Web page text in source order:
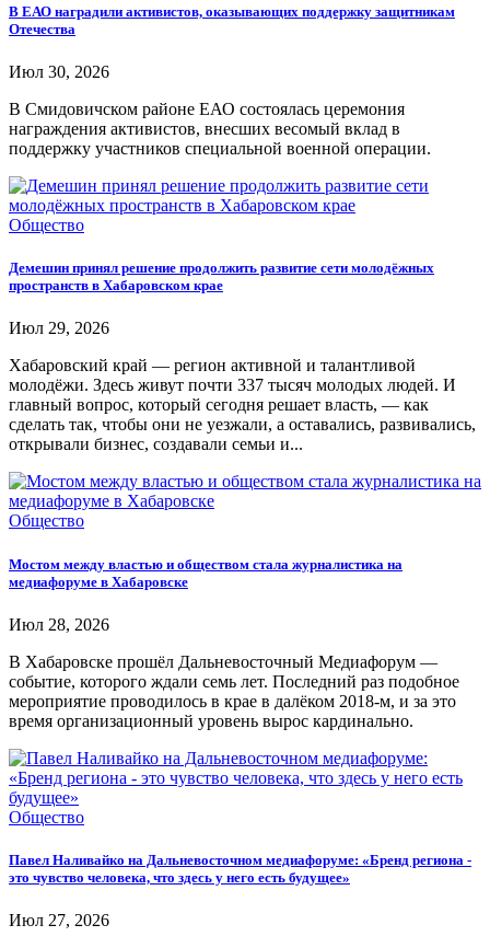
В ЕАО наградили активистов, оказывающих поддержку защитникам
Отечества
Июл 30, 2026
В Смидовичском районе ЕАО состоялась церемония
награждения активистов, внесших весомый вклад в
поддержку участников специальной военной операции.
Общество
Демешин принял решение продолжить развитие сети молодёжных
пространств в Хабаровском крае
Июл 29, 2026
Хабаровский край — регион активной и талантливой
молодёжи. Здесь живут почти 337 тысяч молодых людей. И
главный вопрос, который сегодня решает власть, — как
сделать так, чтобы они не уезжали, а оставались, развивались,
открывали бизнес, создавали семьи и...
Общество
Мостом между властью и обществом стала журналистика на
медиафоруме в Хабаровске
Июл 28, 2026
В Хабаровске прошёл Дальневосточный Медиафорум —
событие, которого ждали семь лет. Последний раз подобное
мероприятие проводилось в крае в далёком 2018-м, и за это
время организационный уровень вырос кардинально.
Общество
Павел Наливайко на Дальневосточном медиафоруме: «Бренд региона -
это чувство человека, что здесь у него есть будущее»
Июл 27, 2026